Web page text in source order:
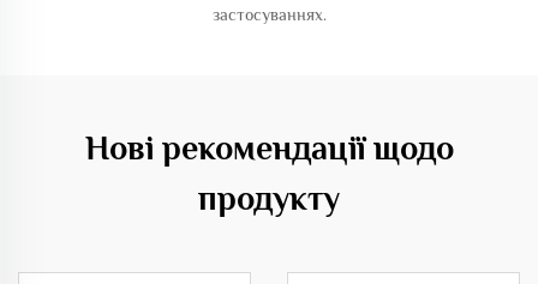
застосуваннях.
Нові рекомендації щодо
продукту